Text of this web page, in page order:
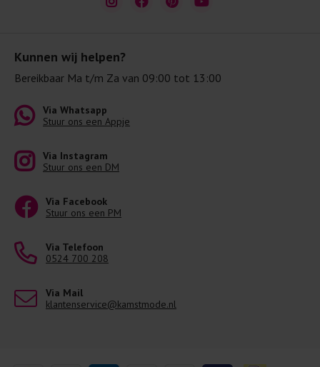
Kunnen wij helpen?
Bereikbaar Ma t/m Za van 09:00 tot 13:00
Via Whatsapp
Stuur ons een Appje
Via Instagram
Stuur ons een DM
Via Facebook
Stuur ons een PM
Via Telefoon
0524 700 208
Via Mail
klantenservice@kamstmode.nl